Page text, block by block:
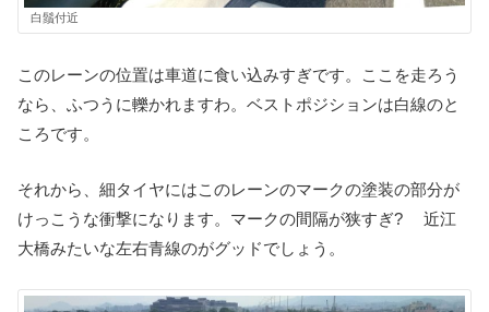
白鬚付近
このレーンの位置は車道に食い込みすぎです。ここを走ろう
なら、ふつうに轢かれますわ。ベストポジションは白線のと
ころです。
それから、細タイヤにはこのレーンのマークの塗装の部分が
けっこうな衝撃になります。マークの間隔が狭すぎ? 近江
大橋みたいな左右青線のがグッドでしょう。